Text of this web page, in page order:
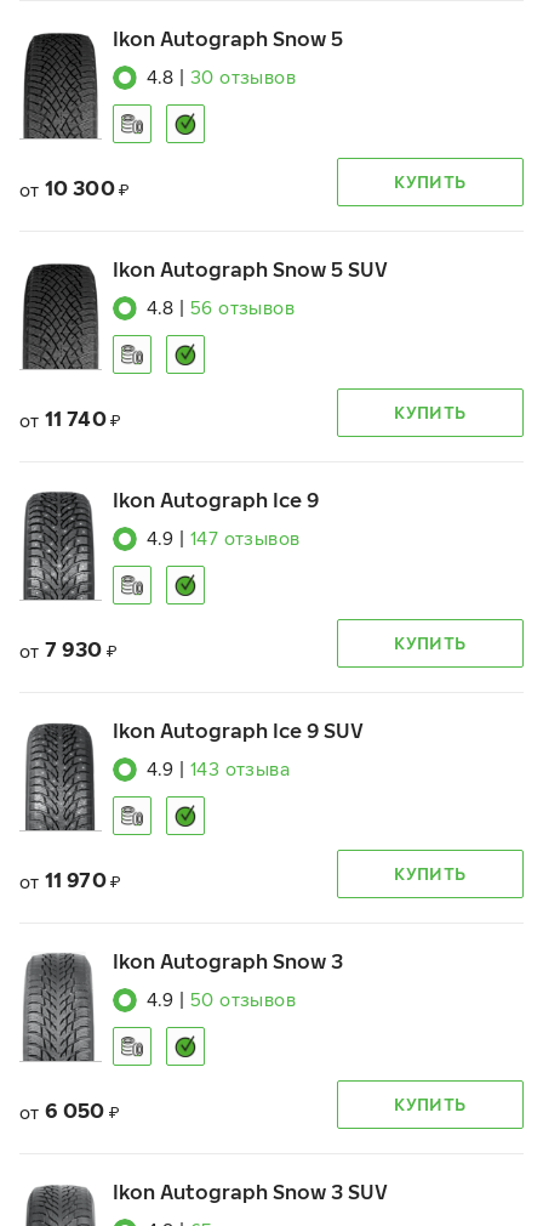
Ikon Autograph Snow 5
4.8 30 отзывов
от 10 300 ₽ КУПИТЬ
Ikon Autograph Snow 5 SUV
4.8 56 отзывов
от 11 740 ₽ КУПИТЬ
Ikon Autograph Ice 9
4.9 147 отзывов
от 7 930 ₽ КУПИТЬ
Ikon Autograph Ice 9 SUV
4.9 143 отзыва
от 11 970 ₽ КУПИТЬ
Ikon Autograph Snow 3
4.9 50 отзывов
от 6 050 ₽ КУПИТЬ
Ikon Autograph Snow 3 SUV